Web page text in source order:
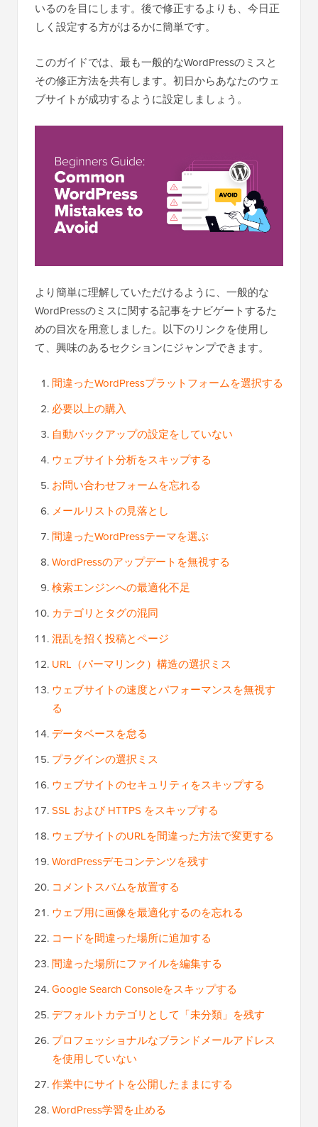
いるのを目にします。後で修正するよりも、今日正
しく設定する方がはるかに簡単です。
このガイドでは、最も一般的なWordPressのミスと
その修正方法を共有します。初日からあなたのウェ
ブサイトが成功するように設定しましょう。
より簡単に理解していただけるように、一般的な
WordPressのミスに関する記事をナビゲートするた
めの目次を用意しました。以下のリンクを使用し
て、興味のあるセクションにジャンプできます。
間違ったWordPressプラットフォームを選択する
必要以上の購入
自動バックアップの設定をしていない
ウェブサイト分析をスキップする
お問い合わせフォームを忘れる
メールリストの見落とし
間違ったWordPressテーマを選ぶ
WordPressのアップデートを無視する
検索エンジンへの最適化不足
カテゴリとタグの混同
混乱を招く投稿とページ
URL（パーマリンク）構造の選択ミス
ウェブサイトの速度とパフォーマンスを無視す
る
データベースを怠る
プラグインの選択ミス
ウェブサイトのセキュリティをスキップする
SSL および HTTPS をスキップする
ウェブサイトのURLを間違った方法で変更する
WordPressデモコンテンツを残す
コメントスパムを放置する
ウェブ用に画像を最適化するのを忘れる
コードを間違った場所に追加する
間違った場所にファイルを編集する
Google Search Consoleをスキップする
デフォルトカテゴリとして「未分類」を残す
プロフェッショナルなブランドメールアドレス
を使用していない
作業中にサイトを公開したままにする
WordPress学習を止める